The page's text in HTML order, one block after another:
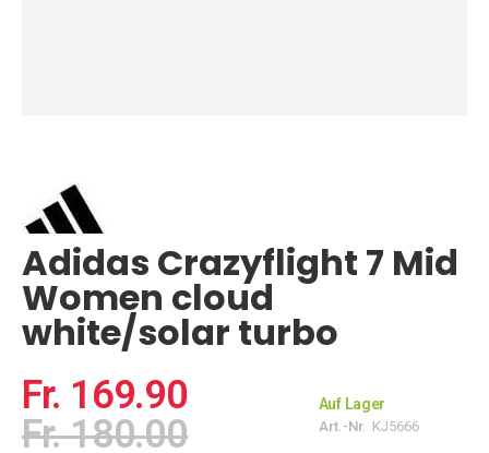
Bildgalerie
springen
Adidas Crazyflight 7 Mid
Women cloud
white/solar turbo
Fr. 169.90
Fr. 180.00
Auf Lager
Art.-Nr. KJ5666